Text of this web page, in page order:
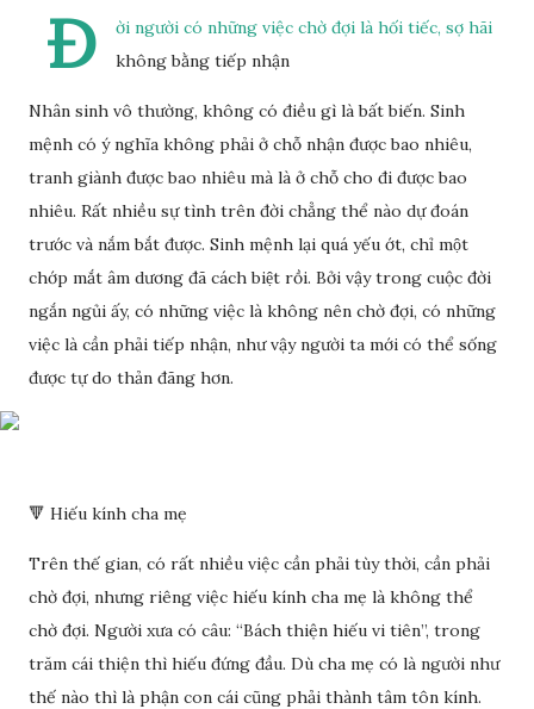
Đ
ời người có những việc chờ đợi là hối tiếc, sợ hãi
không bằng tiếp nhận
Nhân sinh vô thường, không có điều gì là bất biến. Sinh
mệnh có ý nghĩa không phải ở chỗ nhận được bao nhiêu,
tranh giành được bao nhiêu mà là ở chỗ cho đi được bao
nhiêu. Rất nhiều sự tình trên đời chẳng thể nào dự đoán
trước và nắm bắt được. Sinh mệnh lại quá yếu ớt, chỉ một
chớp mắt âm dương đã cách biệt rồi. Bởi vậy trong cuộc đời
ngắn ngủi ấy, có những việc là không nên chờ đợi, có những
việc là cần phải tiếp nhận, như vậy người ta mới có thể sống
được tự do thản đãng hơn.
🔻 Hiếu kính cha mẹ
Trên thế gian, có rất nhiều việc cần phải tùy thời, cần phải
chờ đợi, nhưng riêng việc hiếu kính cha mẹ là không thể
chờ đợi. Người xưa có câu: “Bách thiện hiếu vi tiên”, trong
trăm cái thiện thì hiếu đứng đầu. Dù cha mẹ có là người như
thế nào thì là phận con cái cũng phải thành tâm tôn kính.